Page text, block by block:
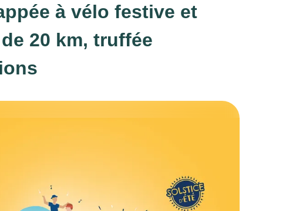
à vélo festive et
20 km, truffée